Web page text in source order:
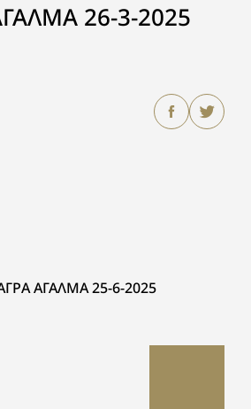
26-3-2025
ΑΓΑΛΜΑ 25-6-2025